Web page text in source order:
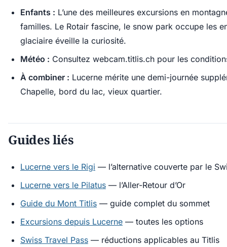
Enfants : L’une des meilleures excursions en
familles. Le Rotair fascine, le snow park occupe les
glaciaire éveille la curiosité.
Météo : Consultez webcam.titlis.ch pour les
À combiner : Lucerne mérite une demi-journée
Chapelle, bord du lac, vieux quartier.
Guides liés
Lucerne vers le Rigi — l’alternative couverte par le
Lucerne vers le Pilatus — l’Aller-Retour d’Or
Guide du Mont Titlis — guide complet du sommet
Excursions depuis Lucerne — toutes les options
Swiss Travel Pass — réductions applicables au Titlis